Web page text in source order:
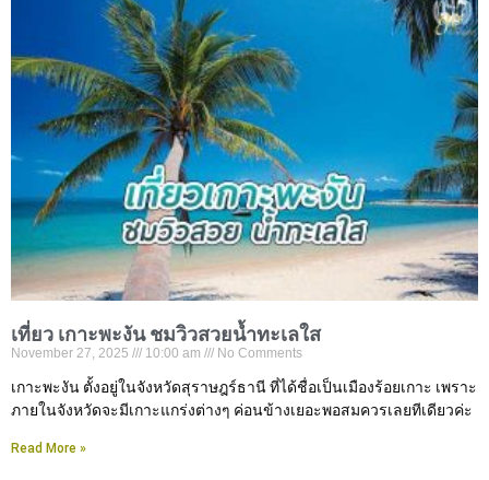
เที่ยว เกาะพะงัน ชมวิวสวยน้ำทะเลใส
November 27, 2025 10:00 am No Comments
เกาะพะงัน ตั้งอยู่ในจังหวัดสุราษฎร์ธานี ที่ได้ชื่อเป็นเมืองร้อยเกาะ เพราะ
ภายในจังหวัดจะมีเกาะแกร่งต่างๆ ค่อนข้างเยอะพอสมควรเลยทีเดียวค่ะ
Read More »